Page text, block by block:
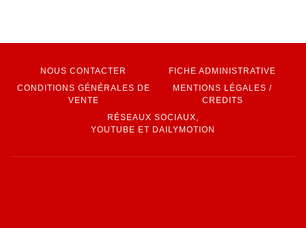
NOUS CONTACTER
FICHE ADMINISTRATIVE
CONDITIONS GÉNÉRALES DE
VENTE
MENTIONS LÉGALES /
CREDITS
RÉSEAUX SOCIAUX,
YOUTUBE ET DAILYMOTION